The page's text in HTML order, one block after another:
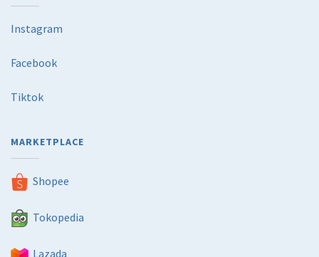
Instagram
Facebook
Tiktok
MARKETPLACE
Shopee
Tokopedia
Lazada